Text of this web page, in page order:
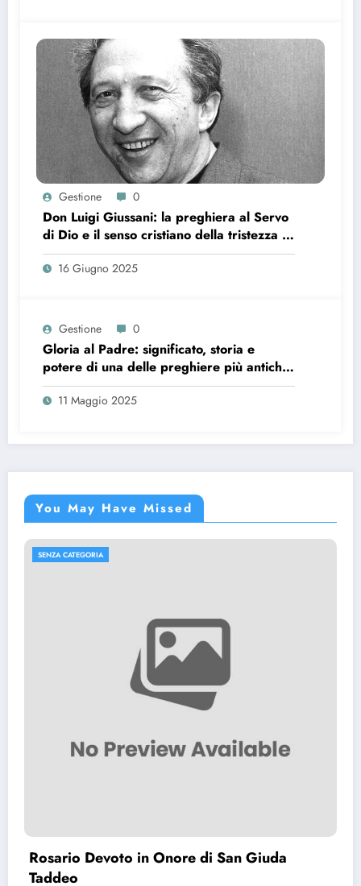
Gestione 0
Don Luigi Giussani: la preghiera al Servo
di Dio e il senso cristiano della tristezza e
della stanchezza
16 Giugno 2025
Gestione 0
Gloria al Padre: significato, storia e
potere di una delle preghiere più antiche
della Chiesa
11 Maggio 2025
You May Have Missed